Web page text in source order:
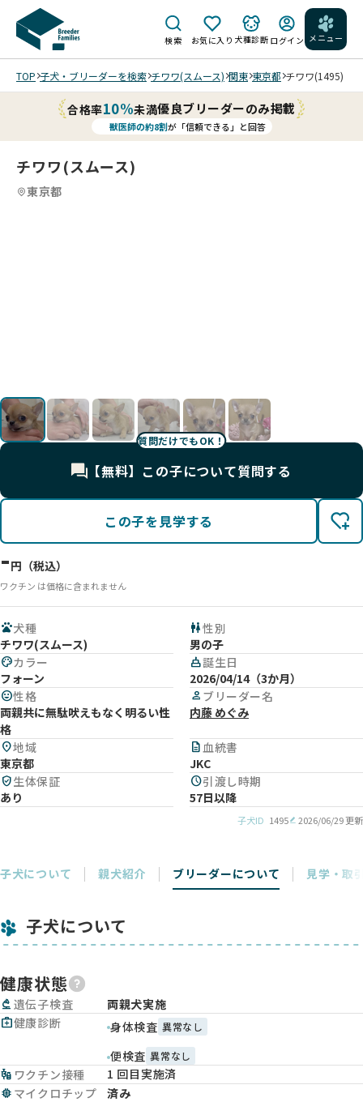
検索 お気に入り 犬種診断 ログイン メニュー
TOP 子犬・ブリーダーを検索 チワワ(スムース) 関東 東京都 チワワ(1495)
合格率10%未満優良ブリーダーのみ掲載
獣医師の約8割が「信頼できる」と回答
チワワ(スムース)
東京都
質問だけでもOK！
【無料】この子について質問する
この子を見学する
-円（税込）
ワクチン は価格に含まれません
pets犬種
チワワ(スムース)
wc性別
男の子
paletteカラー
フォーン
cake誕生日
2026/04/14（3か月）
mood性格
両親共に無駄吠えもなく明るい性
格
person ブリーダー名
内藤 めぐみ
location_on地域
東京都
description血統書
JKC
verified_user生体保証
あり
schedule引渡し時期
57日以降
子犬ID 1495 2026/06/29 更新
子犬について 親犬紹介 ブリーダーについて 見学・取
子犬について
健康状態
biotech 遺伝子検査
両親犬実施
medical_services健康診断 身体検査 異常なし
便検査 異常なし
vaccines ワクチン接種
1 回目実施済
memory マイクロチップ 済み